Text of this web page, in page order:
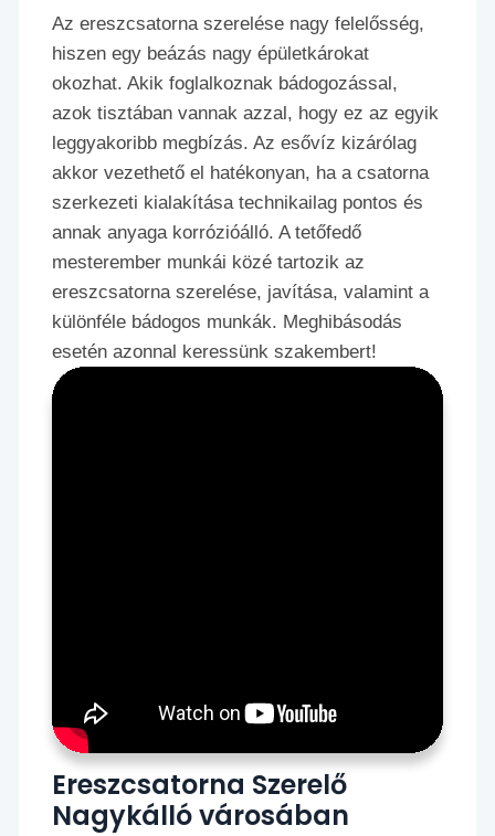
Az ereszcsatorna szerelése nagy felelősség,
hiszen egy beázás nagy épületkárokat
okozhat. Akik foglalkoznak bádogozással,
azok tisztában vannak azzal, hogy ez az egyik
leggyakoribb megbízás. Az esővíz kizárólag
akkor vezethető el hatékonyan, ha a csatorna
szerkezeti kialakítása technikailag pontos és
annak anyaga korrózióálló. A tetőfedő
mesterember munkái közé tartozik az
ereszcsatorna szerelése, javítása, valamint a
különféle bádogos munkák. Meghibásodás
esetén azonnal keressünk szakembert!
Ereszcsatorna Szerelő
Nagykálló városában